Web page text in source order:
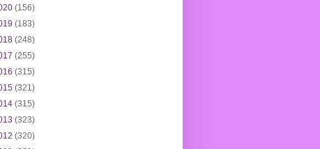
(156)
(183)
(248)
(255)
(315)
(321)
(315)
(323)
(320)